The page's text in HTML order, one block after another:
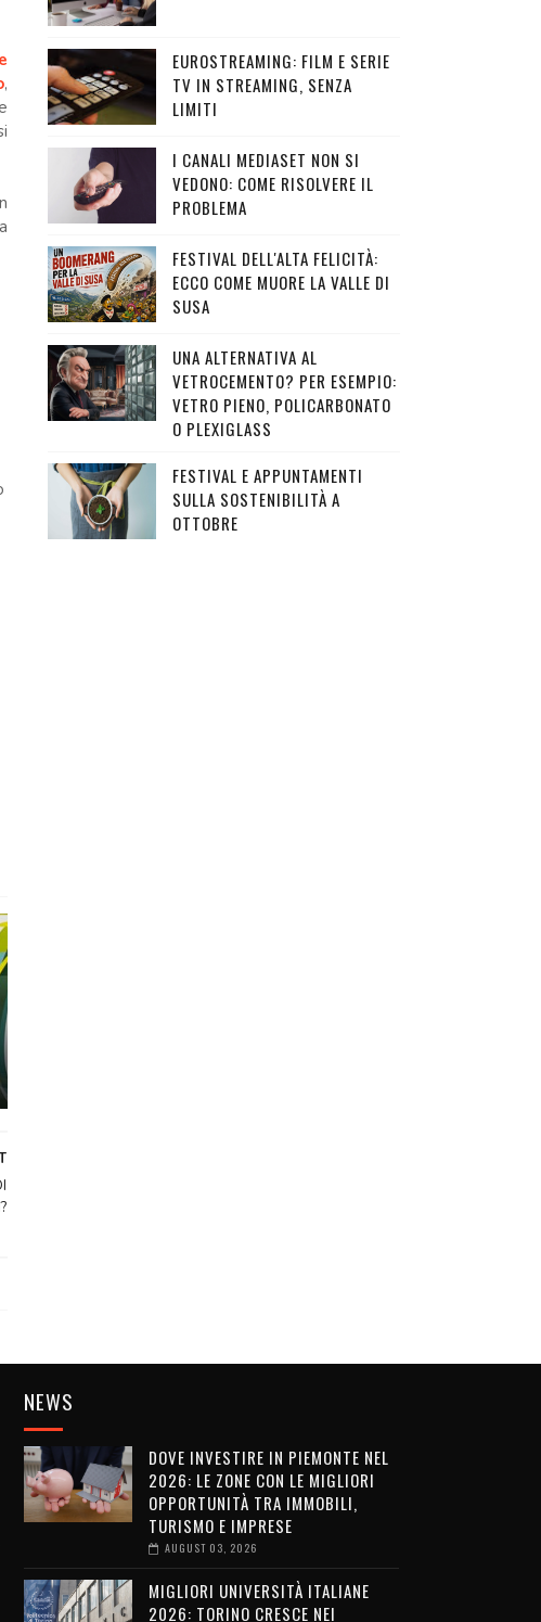
,
EUROSTREAMING: FILM E SERIE
TV IN STREAMING, SENZA
LIMITI
I CANALI MEDIASET NON SI
VEDONO: COME RISOLVERE IL
PROBLEMA
FESTIVAL DELL'ALTA FELICITÀ:
ECCO COME MUORE LA VALLE DI
SUSA
UNA ALTERNATIVA AL
VETROCEMENTO? PER ESEMPIO:
VETRO PIENO, POLICARBONATO
O PLEXIGLASS
FESTIVAL E APPUNTAMENTI
SULLA SOSTENIBILITÀ A
OTTOBRE
NEWS
DOVE INVESTIRE IN PIEMONTE NEL
2026: LE ZONE CON LE MIGLIORI
OPPORTUNITÀ TRA IMMOBILI,
TURISMO E IMPRESE
AUGUST 03, 2026
MIGLIORI UNIVERSITÀ ITALIANE
2026: TORINO CRESCE NEI